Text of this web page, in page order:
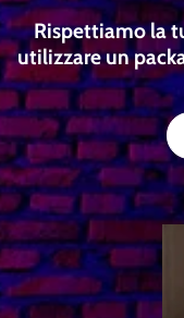
Rispettiamo la
utilizzare un